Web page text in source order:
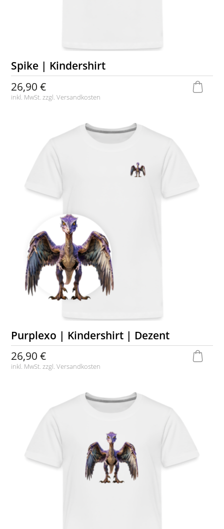
Spike | Kindershirt
26,90 €
inkl. MwSt. zzgl.Versandkosten
Purplexo | Kindershirt | Dezent
26,90 €
inkl. MwSt. zzgl.Versandkosten